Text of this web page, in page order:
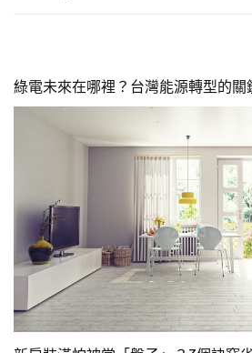
綠電未來在哪裡？台灣能源轉型的關